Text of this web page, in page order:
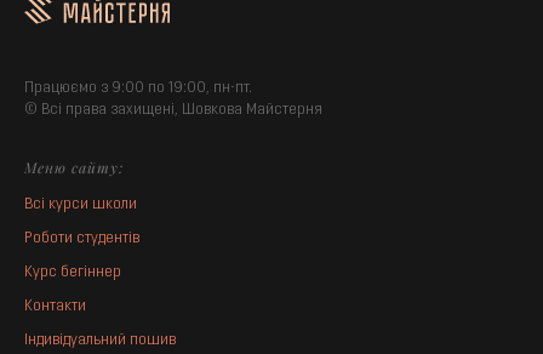
Працюємо з 9:00 по 19:00, пн-пт.
© Всі права захищені, Шовкова Майстерня
Меню сайту:
Всі курси школи
Роботи студентів
Курс бегіннер
Контакти
Індивідуальний пошив